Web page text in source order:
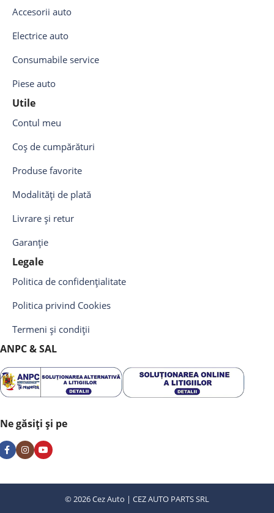
Accesorii auto
Electrice auto
Consumabile service
Piese auto
Utile
Contul meu
Coș de cumpărături
Produse favorite
Modalități de plată
Livrare și retur
Garanție
Legale
Politica de confidențialitate
Politica privind Cookies
Termeni și condiții
ANPC & SAL
Ne găsiți și pe
© 2026 Cez Auto | CEZ AUTO PARTS SRL